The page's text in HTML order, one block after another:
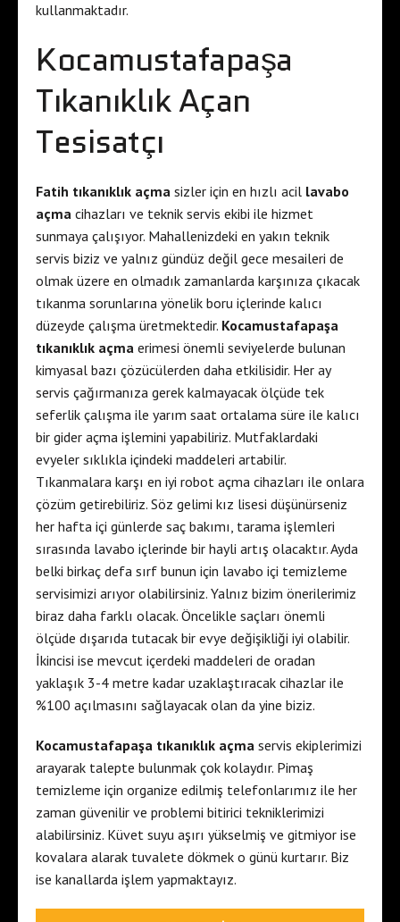
kullanmaktadır.
Kocamustafapaşa
Tıkanıklık Açan
Tesisatçı
Fatih tıkanıklık açma sizler için en hızlı acil lavabo
açma cihazları ve teknik servis ekibi ile hizmet
sunmaya çalışıyor. Mahallenizdeki en yakın teknik
servis biziz ve yalnız gündüz değil gece mesaileri de
olmak üzere en olmadık zamanlarda karşınıza çıkacak
tıkanma sorunlarına yönelik boru içlerinde kalıcı
düzeyde çalışma üretmektedir. Kocamustafapaşa
tıkanıklık açma erimesi önemli seviyelerde bulunan
kimyasal bazı çözücülerden daha etkilisidir. Her ay
servis çağırmanıza gerek kalmayacak ölçüde tek
seferlik çalışma ile yarım saat ortalama süre ile kalıcı
bir gider açma işlemini yapabiliriz. Mutfaklardaki
evyeler sıklıkla içindeki maddeleri artabilir.
Tıkanmalara karşı en iyi robot açma cihazları ile onlara
çözüm getirebiliriz. Söz gelimi kız lisesi düşünürseniz
her hafta içi günlerde saç bakımı, tarama işlemleri
sırasında lavabo içlerinde bir hayli artış olacaktır. Ayda
belki birkaç defa sırf bunun için lavabo içi temizleme
servisimizi arıyor olabilirsiniz. Yalnız bizim önerilerimiz
biraz daha farklı olacak. Öncelikle saçları önemli
ölçüde dışarıda tutacak bir evye değişikliği iyi olabilir.
İkincisi ise mevcut içerdeki maddeleri de oradan
yaklaşık 3-4 metre kadar uzaklaştıracak cihazlar ile
%100 açılmasını sağlayacak olan da yine biziz.
Kocamustafapaşa tıkanıklık açma servis ekiplerimizi
arayarak talepte bulunmak çok kolaydır. Pimaş
temizleme için organize edilmiş telefonlarımız ile her
zaman güvenilir ve problemi bitirici tekniklerimizi
alabilirsiniz. Küvet suyu aşırı yükselmiş ve gitmiyor ise
kovalara alarak tuvalete dökmek o günü kurtarır. Biz
ise kanallarda işlem yapmaktayız.